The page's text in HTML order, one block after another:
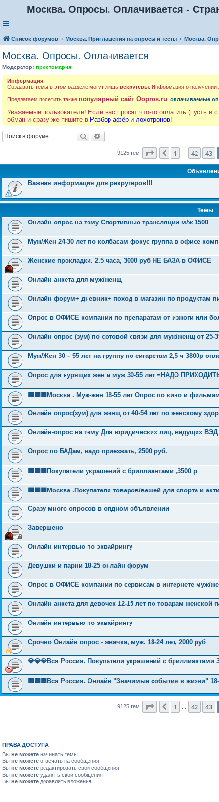
Москва. Опросы. Оплачивается -
Список форумов Москва. Приглашения на опросы и тесты Москва.
Москва. Опросы. Оплачивается
Модератор: простомария
Информация
Создавать темы в этом разделе могут лишь рекрутеры . Информация о получении
Предлагаем посетить также популярный сайт Oopros.ru: оплачиваемые
Уважаемые пользователи! Если вас просят что-то оплатить (пусть и
обман и сразу же пишите в Разбор афёр и лохотронов!
Поиск
9125 тем Страница 44из 365
Пред.
1 42 43
Важная информация для рекрутеров!!!
Темы
Онлайн-опрос на тему Спортивные трансляции м/ж 1500
Муж/Жен 24-30 лет по колбасам фокус группа в офисе
Женские прокладки. 2.5 часа, 3000 руб НЕ БАЗА в ОФИСЕ
Онлайн анкета для муж/женщ
Онлайн форум+ дневник+ поход в магазин по продуктам
Опрос в ОФИСЕ компании по препаратам от изжоги или
Онлайн опрос (зум) по сотовой связи для муж/женщ от 25-
Муж/Жен 30 – 55 лет на группу по сигаретам 2,5 ч 3800р
Опрос для курящих жен и муж 30-55 лет =НАДО
🟩🟩🟩Москва . Муж-жен 18-55 лет Опрос по кино и
Онлайн опрос(зум) для женщ от 40-54 лет по женскому
Онлайн-опрос на тему Для юридических лиц, ведущих ВЭД
Опрос по БАДам, надо приезжать, 2500 руб.
🟩🟩🟩Покупатели украшений с бриллиантами ,3500 р
🟩🟩🟩Москва .Покупатели товаров/вещей для спорта и
Сразу много опросов в опдном объявлении
Завершено
Онлайн интервью по эквайрингу
Девушки и парни 18-25 онлайн форум
Опрос в ОФИСЕ компании по сервисам в интернете муж/
Онлайн анкета для девочек 12-15 лет по товарам женской
Онлайн интервью по эквайрингу
Срочно Онлайн опрос - жвачка, муж. 18-24 лет, 2000 руб
💎💎💎Вся Россия. Покупатели украшений с бриллиантами
🟩🟩🟩Вся Россия. Онлайн "Значимые события в жизни" 18-
9125 тем Страница 44из 365
Пред.
1 42 43
ПРАВА ДОСТУПА
Вы не можете начинать темы
Вы не можете отвечать на сообщения
Вы не можете редактировать свои сообщения
Вы не можете удалять свои сообщения
Вы не можете добавлять вложения